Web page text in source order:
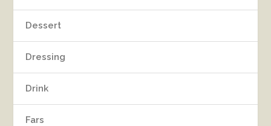
Dessert
Dressing
Drink
Fars